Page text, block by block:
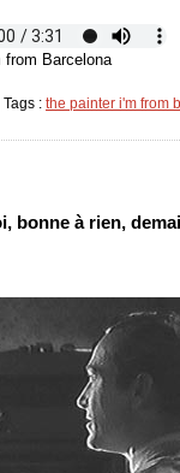
Barcelona
| Tags : the painter i'm from
bonne à rien,